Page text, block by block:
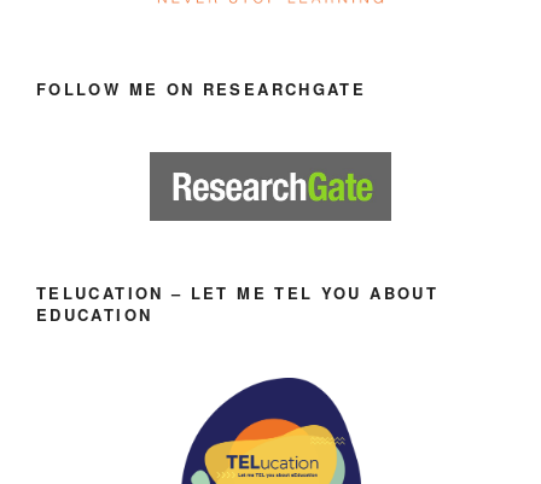
FOLLOW ME ON RESEARCHGATE
TELUCATION – LET ME TEL YOU ABOUT
EDUCATION